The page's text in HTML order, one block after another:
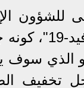
للشؤون
من
الذي سوف
أجل تخفيف